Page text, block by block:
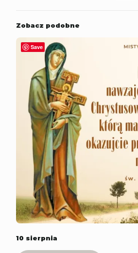
Zobacz podobne
10 sierpnia
Save